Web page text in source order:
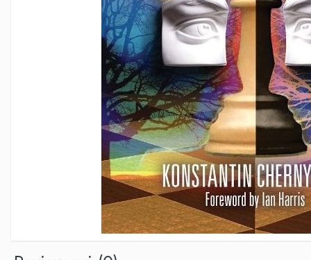
Lemn De Carpen (hornbeam)
Piese De Sah Tematice Din Plastic